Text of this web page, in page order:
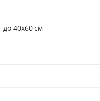
до 40х60 см